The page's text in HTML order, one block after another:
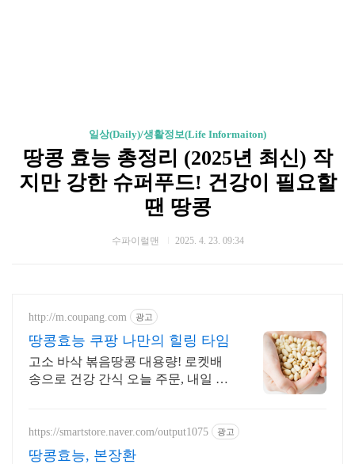
일상(Daily)/생활정보(Life Informaiton)
땅콩 효능 총정리 (2025년 최신) 작
지만 강한 슈퍼푸드! 건강이 필요할
땐 땅콩
수파이럴맨 2025. 4. 23. 09:34
http://m.coupang.com 광고
땅콩효능 쿠팡 나만의 힐링 타임
고소 바삭 볶음땅콩 대용량! 로켓배
송으로 건강 간식 오늘 주문, 내일 도
게!
https://smartstore.naver.com/output1075 광고
땅콩효능, 본장환